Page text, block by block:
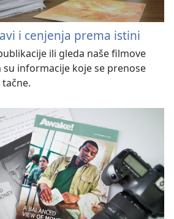
i cenjenja prema istini
ili gleda naše filmove
informacije koje se prenose